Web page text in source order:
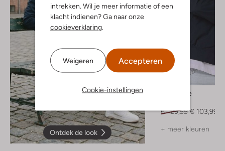
intrekken. Wil je meer informatie of een
klacht indienen? Ga naar onze
cookieverklaring.
Weigeren Accepteren
Cookie-instellingen
Ontdek de look
Matinique
€ 129,99 € 103,99
+ meer kleuren